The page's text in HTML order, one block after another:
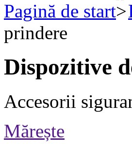
Pagină de start
prindere
Dispozitive
Accesorii
Mărește